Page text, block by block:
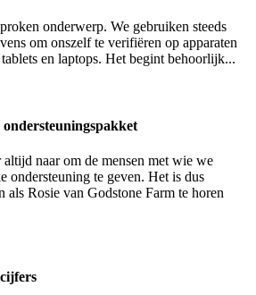
onderwerp. We gebruiken steeds
om onszelf te verifiëren op apparaten
en laptops. Het begint behoorlijk...
naar om de mensen met wie we
ondersteuning te geven. Het is dus
als Rosie van Godstone Farm te horen